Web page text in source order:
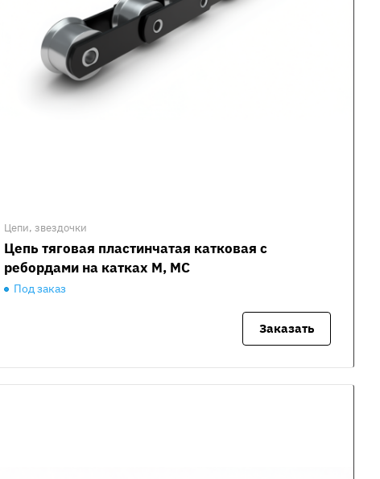
Цепи, звездочки
Цепь тяговая пластинчатая катковая с
ребордами на катках М, МС
Под заказ
Заказать